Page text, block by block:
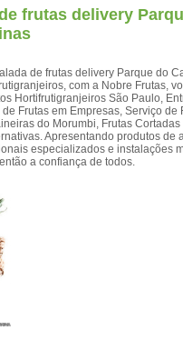
frutas delivery
de frutas delivery Parque do
com a Nobre Frutas,
Hortifrutigranjeiros São Paulo,
Frutas em Empresas, Serviço de
do Morumbi, Frutas Cortadas
Apresentando produtos de
especializados e instalações
a confiança de todos.